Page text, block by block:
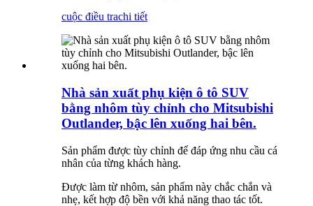
cuộc điều trachi tiết
Nhà sản xuất phụ kiện ô tô SUV
bằng nhôm tùy chỉnh cho Mitsubishi
Outlander, bậc lên xuống hai bên.
Sản phẩm được tùy chỉnh để đáp ứng nhu cầu cá
nhân của từng khách hàng.
Được làm từ nhôm, sản phẩm này chắc chắn và
nhẹ, kết hợp độ bền với khả năng thao tác tốt.